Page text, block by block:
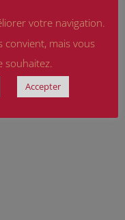
votre navigation.
convient, mais vous
souhaitez.
Accepter